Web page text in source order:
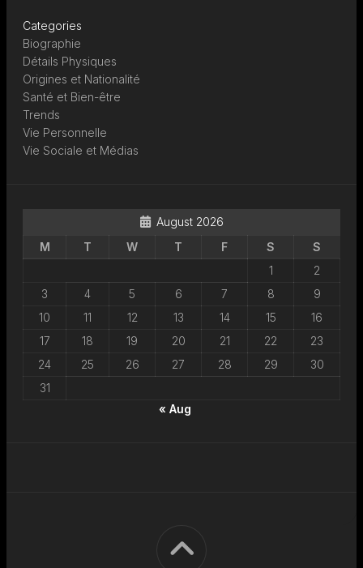
Categories
Biographie
Détails Physiques
Origines et Nationalité
Santé et Bien-être
Trends
Vie Personnelle
Vie Sociale et Médias
August 2026
M
T W T F S
S
1
2
3
4 5 6 7 8
9
10
11 12 13 14 15
16
17
18 19 20 21 22
23
24
25 26 27 28 29
30
31
« Aug